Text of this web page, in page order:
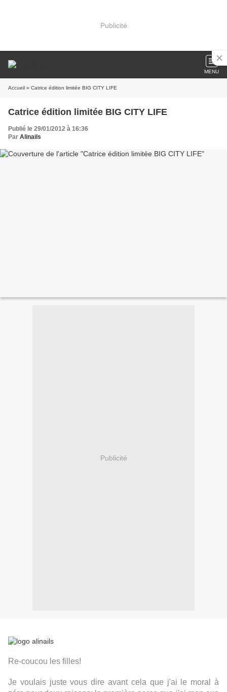
Publicité
MENU
Accueil » Catrice édition limitée BIG CITY LIFE
Catrice édition limitée BIG CITY LIFE
Publié le 29/01/2012 à 16:36
Par Alinails
Publicité
Re-coucou les filles!
Je voulais juste vous dire avant cela que j'ai le moral à